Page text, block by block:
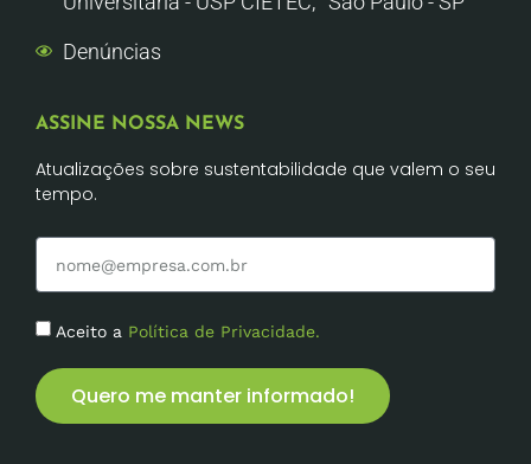
Denúncias
ASSINE NOSSA NEWS
Atualizações sobre sustentabilidade que valem o seu
tempo.
Aceito a Política de Privacidade.
Quero me manter informado!